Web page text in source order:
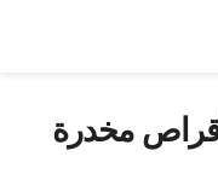
مخدرة